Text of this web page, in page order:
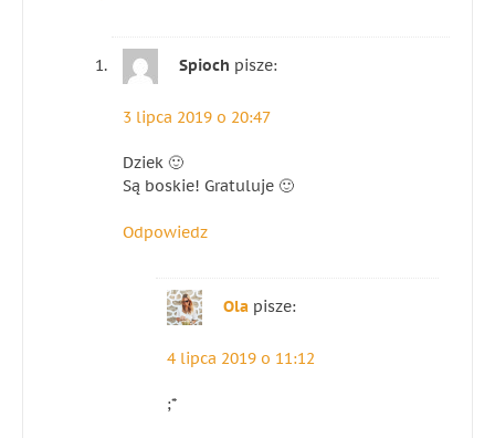
Spioch pisze:
3 lipca 2019 o 20:47
Dziek 🙂
Są boskie! Gratuluje 🙂
Odpowiedz
Ola pisze:
4 lipca 2019 o 11:12
;*